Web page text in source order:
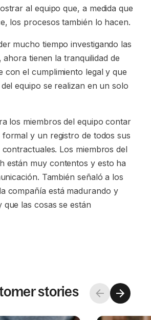
al equipo que, a medida que
los procesos también lo hacen.
mucho tiempo investigando las
ahora tienen la tranquilidad de
con el cumplimiento legal y que
equipo se realizan en un solo
los miembros del equipo contar
y un registro de todos sus
contractuales. Los miembros del
están muy contentos y esto ha
También señaló a los
compañía está madurando y
las cosas se están
stories